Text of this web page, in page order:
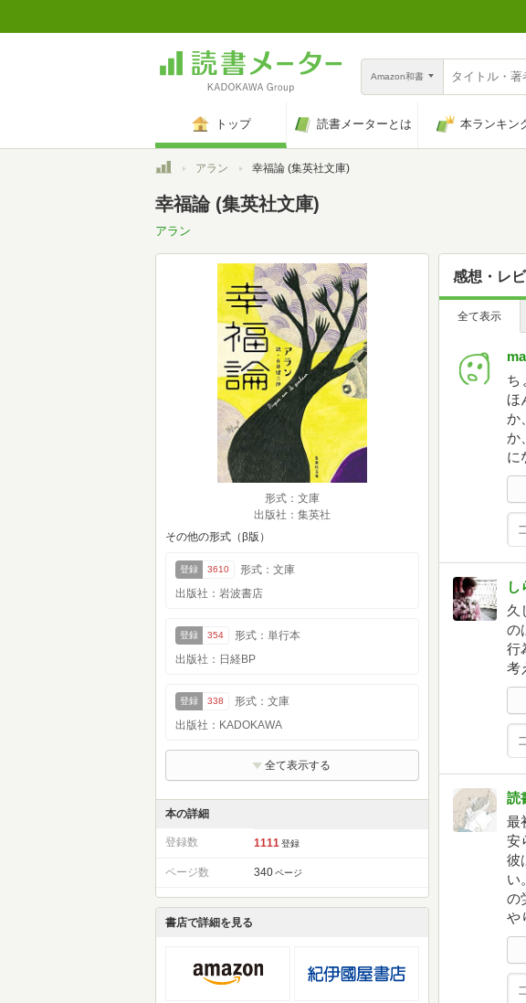
Amazon和書
トップ 読書メーターとは 本ランキン
トップアラン 幸福論 (集英社文庫)
幸福論 (集英社文庫)
アラン
形式：文庫
出版社：集英社
その他の形式（β版）
登録 3610
形式：文庫
出版社：岩波書店
登録 354
形式：単行本
出版社：日経BP
登録 338
形式：文庫
出版社：KADOKAWA
全て表示する
本の詳細
登録数 1111 登録
ページ数 340 ページ
書店で詳細を見る
感想・レ
全て表示
ち
ほ
か
か
に
し
久
の
行
考
読
最
安
彼
い
の
や